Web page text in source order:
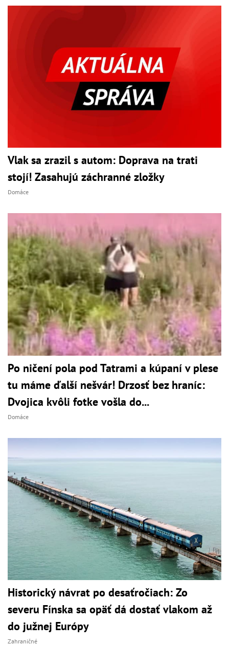
Vlak sa zrazil s autom: Doprava na trati
stojí! Zasahujú záchranné zložky
Domáce
Po ničení pola pod Tatrami a kúpaní v plese
tu máme ďalší nešvár! Drzosť bez hraníc:
Dvojica kvôli fotke vošla do...
Domáce
Historický návrat po desaťročiach: Zo
severu Fínska sa opäť dá dostať vlakom až
do južnej Európy
Zahraničné